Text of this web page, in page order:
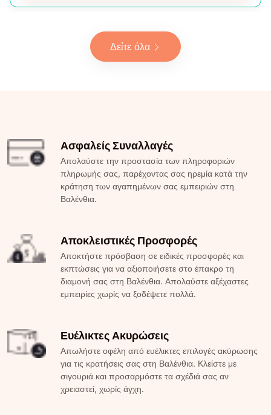
Δείτε όλα
Ασφαλείς Συναλλαγές
Απολαύστε την προστασία των πληροφοριών
πληρωμής σας, παρέχοντας σας ηρεμία κατά την
κράτηση των αγαπημένων σας εμπειριών στη
Βαλένθια.
Αποκλειστικές Προσφορές
Αποκτήστε πρόσβαση σε ειδικές προσφορές και
εκπτώσεις για να αξιοποιήσετε στο έπακρο τη
διαμονή σας στη Βαλένθια. Απολαύστε αξέχαστες
εμπειρίες χωρίς να ξοδέψετε πολλά.
Ευέλικτες Ακυρώσεις
Απωλήστε οφέλη από ευέλικτες επιλογές ακύρωσης
για τις κρατήσεις σας στη Βαλένθια. Κλείστε με
σιγουριά και προσαρμόστε τα σχέδιά σας αν
χρειαστεί, χωρίς άγχη.